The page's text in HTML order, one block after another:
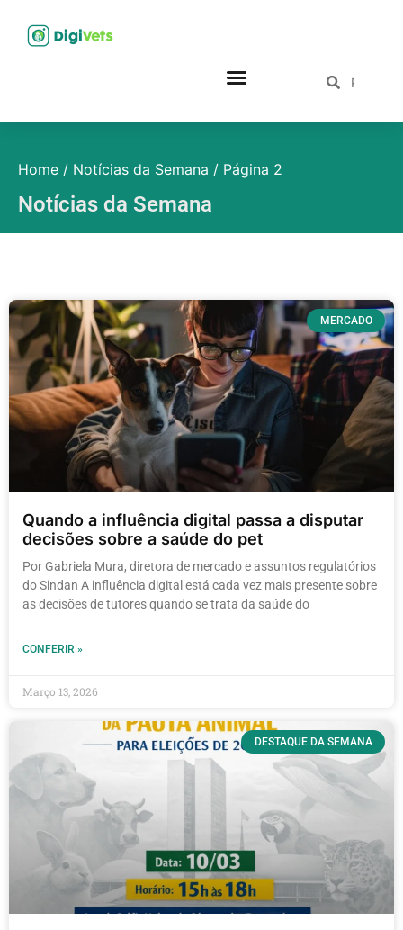
Home / Notícias da Semana / Página 2
Notícias da Semana
MERCADO
Quando a influência digital passa a disputar
decisões sobre a saúde do pet
Por Gabriela Mura, diretora de mercado e assuntos regulatórios
do Sindan A influência digital está cada vez mais presente sobre
as decisões de tutores quando se trata da saúde do
CONFERIR »
Março 13, 2026
DESTAQUE DA SEMANA